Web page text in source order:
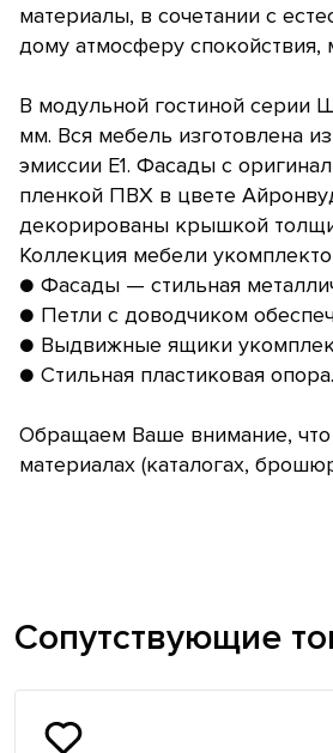
материалы, в сочетании с
дому атмосферу
В модульной гостиной серии
мм. Вся мебель изготовлена
эмиссии Е1. Фасады с
пленкой ПВХ в цвете
декорированы крышкой
Коллекция мебели
● Фасады — стильная
● Петли с доводчиком
● Выдвижные ящики
● Стильная пластиковая опора.
Обращаем Ваше внимание,
материалах (каталогах,
Сопутствующие